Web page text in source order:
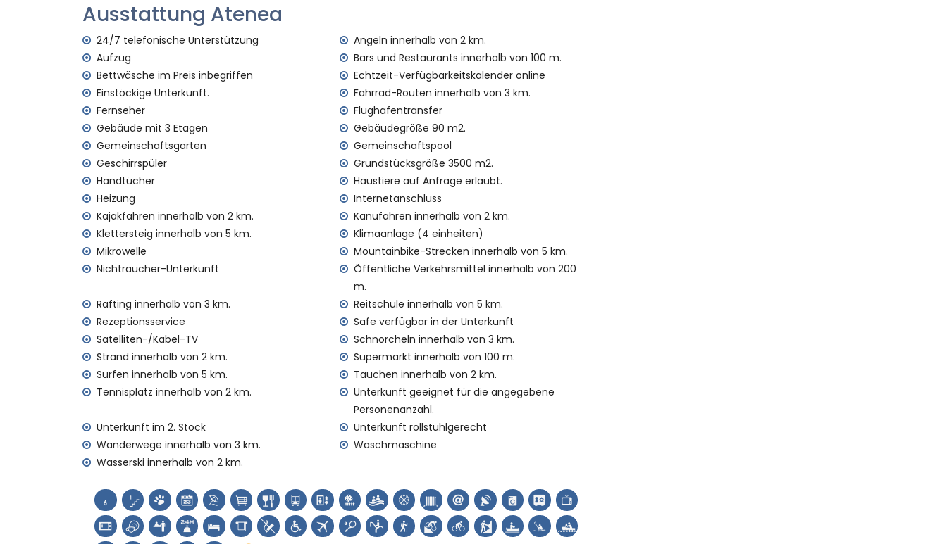
Nächster Flughafen: Alicante (innerhalb von 100 Kilometern von der Wohnung)
Zweitnächster Flughafen: Valencia (> 100 Kilometer)
Nahegelegene öffentliche Verkehrsmittel: Bus in 200 Metern Entfernung
Rauchen nicht erlaubt
Bitte anfragen, ob Haustiere erlaubt sind
Rollstuhlgerechte Unterkunft
Das Gebäude, in dem sich die Unterkunft befindet, verfügt über einen Aufzug.
Die Unterkunft ist sehr geeignet für Familien mit Kindern
Einrichtungen und Dienstleistungen im Mietpreis der Wohnung inbegriffen
Internet (WiFi)
Bettwäsche und Handtücher
Rezeptionsservice und 24-Stunden-Notdienst
Mit Luftheizung und Klimaanlage
Einrichtungen und Dienstleistungen gegen Aufpreis
Zusatzbett und Kinderbett (auf Anfrage)
Unterhaltungs- und Freizeitmöglichkeiten für Ihren Urlaub in Jávea, Costa Blanca
Kino, Diskothek, Nachtclub, Bar, Promenade (El Arenal und Jávea) (innerhalb von 5 Kilometern vom
Haus)
Sehenswürdigkeiten und Kultur in Jávea, Costa Blanca
Museum (Histórico de Jávea), Kirche (San Bartolomé, Pueblo, Jávea), Ruine (Pueblo de Jávea,
Jávea), Denkmal (Pueblo de Jávea, Jávea), Architektonisches Gebäude (Pueblo de Jávea, Jávea),
Historischer Ort (Pueblo de Jávea und Jávea) (innerhalb von 5 Kilometern von der Unterkunft)
Burg (Castillo de Dénia und Dénia) (innerhalb von 10 Kilometern von der Unterkunft)
Tennis, Reiten, Wandern, Mountainbiking, Radfahren, Klettern, Kanufahren, Kajakfahren, Rafting,
Angeln, Tauchen, Schnorcheln, Surfen und Wasserski (innerhalb von 5 Kilometern von der
Wohnung)
Ausstattung Atenea
24/7 telefonische Unterstützung
Angeln innerhalb von 2 km.
Aufzug
Bars und Restaurants innerhalb von 100 m.
Bettwäsche im Preis inbegriffen
Echtzeit-Verfügbarkeitskalender online
Einstöckige Unterkunft.
Fahrrad-Routen innerhalb von 3 km.
Fernseher
Flughafentransfer
Gebäude mit 3 Etagen
Gebäudegröße 90 m2.
Gemeinschaftsgarten
Gemeinschaftspool
Geschirrspüler
Grundstücksgröße 3500 m2.
Handtücher
Haustiere auf Anfrage erlaubt.
Heizung
Internetanschluss
Kajakfahren innerhalb von 2 km.
Kanufahren innerhalb von 2 km.
Klettersteig innerhalb von 5 km.
Klimaanlage (4 einheiten)
Mikrowelle
Mountainbike-Strecken innerhalb von 5 km.
Nichtraucher-Unterkunft
Öffentliche Verkehrsmittel innerhalb von 200
m.
Rafting innerhalb von 3 km.
Reitschule innerhalb von 5 km.
Rezeptionsservice
Safe verfügbar in der Unterkunft
Satelliten-/Kabel-TV
Schnorcheln innerhalb von 3 km.
Strand innerhalb von 2 km.
Supermarkt innerhalb von 100 m.
Surfen innerhalb von 5 km.
Tauchen innerhalb von 2 km.
Tennisplatz innerhalb von 2 km.
Unterkunft geeignet für die angegebene
Personenanzahl.
Unterkunft im 2. Stock
Unterkunft rollstuhlgerecht
Wanderwege innerhalb von 3 km.
Waschmaschine
Wasserski innerhalb von 2 km.